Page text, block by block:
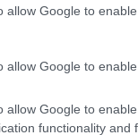
allow Google to
allow Google to
allow Google to
functionality and
tanto era
gli
e
corali